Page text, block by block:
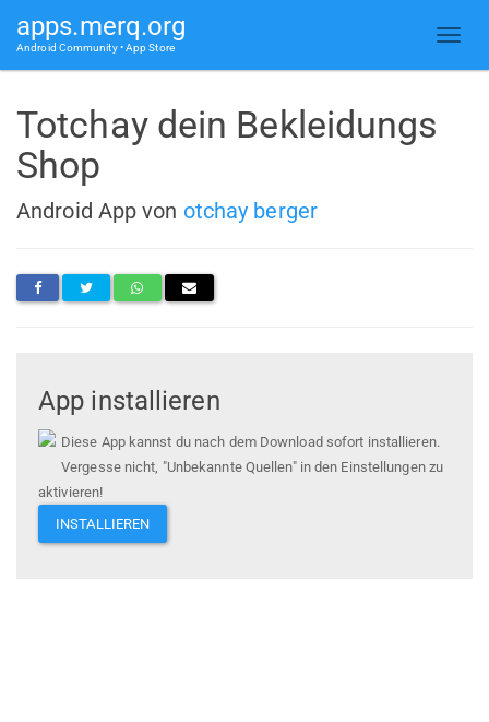
apps.merq.org
Android Community • App Store
Totchay dein Bekleidungs
Shop
Android App von otchay berger
App installieren
Diese App kannst du nach dem Download sofort installieren.
Vergesse nicht, "Unbekannte Quellen" in den Einstellungen zu
aktivieren!
INSTALLIEREN